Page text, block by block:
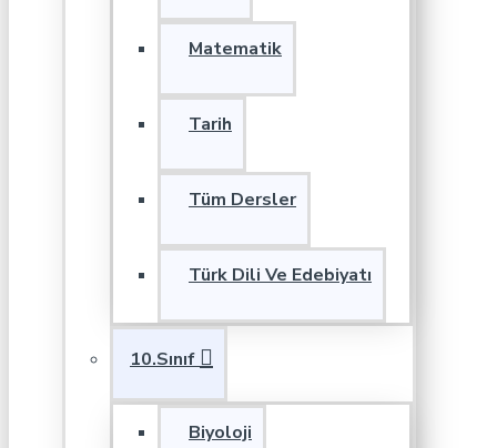
Matematik
Tarih
Tüm Dersler
Türk Dili Ve Edebiyatı
10.Sınıf
Biyoloji